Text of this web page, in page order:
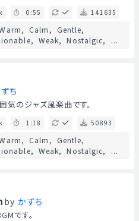
0:55 141635
Calm
Gentle
Weak Nostalgic ...
ち
気のジャズ風楽曲です。
1:18 50893
Calm
Gentle
Weak Nostalgic ...
by かずち
です。